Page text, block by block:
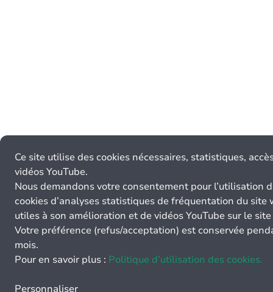
Ce site utilise des cookies nécessaires, statistiques,
vidéos YouTube.
Nous demandons votre consentement pour l’utilisation
cookies d’analyses statistiques de fréquentation du site
utiles à son amélioration et de vidéos YouTube sur le
Votre préférence (refus/acceptation) est conservée
mois.
Pour en savoir plus : Politique d’utilisation des cookies.
Personnaliser